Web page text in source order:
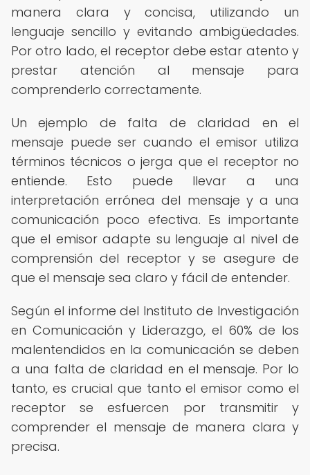
manera clara y concisa, utilizando un
lenguaje sencillo y evitando ambigüedades.
Por otro lado, el receptor debe estar atento y
prestar atención al mensaje para
comprenderlo correctamente.
Un ejemplo de falta de claridad en el
mensaje puede ser cuando el emisor utiliza
términos técnicos o jerga que el receptor no
entiende. Esto puede llevar a una
interpretación errónea del mensaje y a una
comunicación poco efectiva. Es importante
que el emisor adapte su lenguaje al nivel de
comprensión del receptor y se asegure de
que el mensaje sea claro y fácil de entender.
Según el informe del Instituto de Investigación
en Comunicación y Liderazgo, el 60% de los
malentendidos en la comunicación se deben
a una falta de claridad en el mensaje. Por lo
tanto, es crucial que tanto el emisor como el
receptor se esfuercen por transmitir y
comprender el mensaje de manera clara y
precisa.